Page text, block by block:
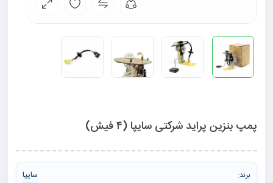
پمپ بنزین پراید شرکتی سایپا (۴ فیش)
برند: سایپا